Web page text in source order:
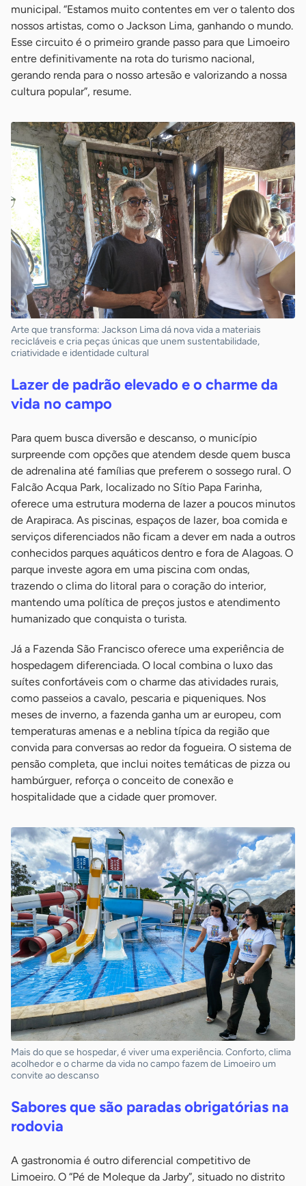
municipal. “Estamos muito contentes em ver o talento dos
nossos artistas, como o Jackson Lima, ganhando o mundo.
Esse circuito é o primeiro grande passo para que Limoeiro
entre definitivamente na rota do turismo nacional,
gerando renda para o nosso artesão e valorizando a nossa
cultura popular”, resume.
Arte que transforma: Jackson Lima dá nova vida a materiais
recicláveis e cria peças únicas que unem sustentabilidade,
criatividade e identidade cultural
Lazer de padrão elevado e o charme da
vida no campo
Para quem busca diversão e descanso, o município
surpreende com opções que atendem desde quem busca
de adrenalina até famílias que preferem o sossego rural. O
Falcão Acqua Park, localizado no Sítio Papa Farinha,
oferece uma estrutura moderna de lazer a poucos minutos
de Arapiraca. As piscinas, espaços de lazer, boa comida e
serviços diferenciados não ficam a dever em nada a outros
conhecidos parques aquáticos dentro e fora de Alagoas. O
parque investe agora em uma piscina com ondas,
trazendo o clima do litoral para o coração do interior,
mantendo uma política de preços justos e atendimento
humanizado que conquista o turista.
Já a Fazenda São Francisco oferece uma experiência de
hospedagem diferenciada. O local combina o luxo das
suítes confortáveis com o charme das atividades rurais,
como passeios a cavalo, pescaria e piqueniques. Nos
meses de inverno, a fazenda ganha um ar europeu, com
temperaturas amenas e a neblina típica da região que
convida para conversas ao redor da fogueira. O sistema de
pensão completa, que inclui noites temáticas de pizza ou
hambúrguer, reforça o conceito de conexão e
hospitalidade que a cidade quer promover.
Mais do que se hospedar, é viver uma experiência. Conforto, clima
acolhedor e o charme da vida no campo fazem de Limoeiro um
convite ao descanso
Sabores que são paradas obrigatórias na
rodovia
A gastronomia é outro diferencial competitivo de
Limoeiro. O “Pé de Moleque da Jarby”, situado no distrito